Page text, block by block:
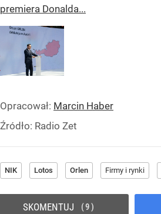
premiera Donalda...
Opracował: Marcin Haber
Źródło: Radio Zet
NIK Lotos Orlen Firmy i rynki
SKOMENTUJ 9